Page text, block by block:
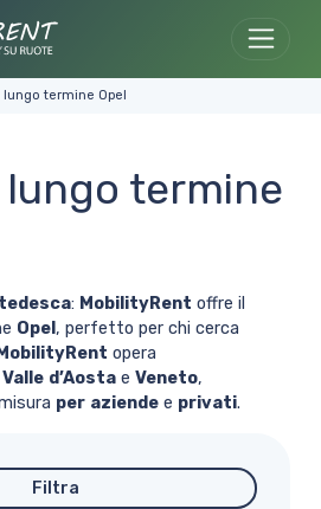
lungo termine Opel
termine
tedesca: MobilityRent offre il
Opel , perfetto per chi cerca
MobilityRent opera
Valle d’Aostae Veneto,
per aziendee privati.
Filtra